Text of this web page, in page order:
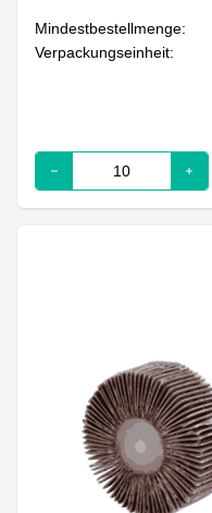
Mindestbestellmenge:
Verpackungseinheit: